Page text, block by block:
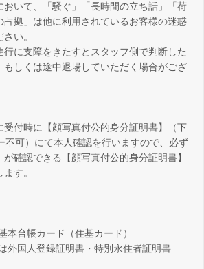
おいて、「騒ぐ」「長時間の立ち話」「荷
占拠」は他に利用されているお客様の迷惑
い。
行に支障をきたすとスタッフ側で判断した
もしくは途中退場していただく場合がござ
受付時に【顔写真付公的身分証明書】（下
不可）にて本人確認を行いますので、必ず
が確認できる【顔写真付公的身分証明書】
す。
台帳カード（住基カード）
国人登録証明書・特別永住者証明書